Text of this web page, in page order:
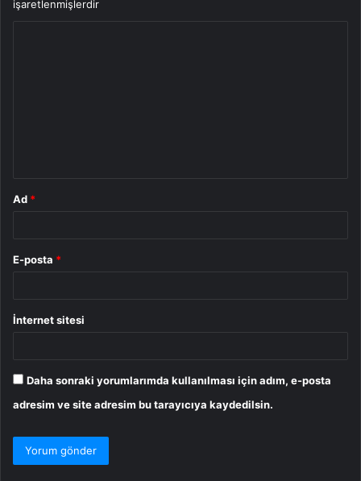
işaretlenmişlerdir
Ad *
E-posta *
İnternet sitesi
Daha sonraki yorumlarımda kullanılması için adım, e-posta
adresim ve site adresim bu tarayıcıya kaydedilsin.